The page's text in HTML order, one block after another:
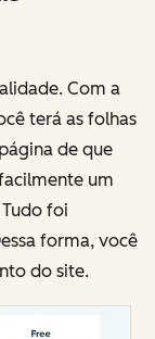
Com a
terá as folhas
de que
um
foi
forma, você
do site.